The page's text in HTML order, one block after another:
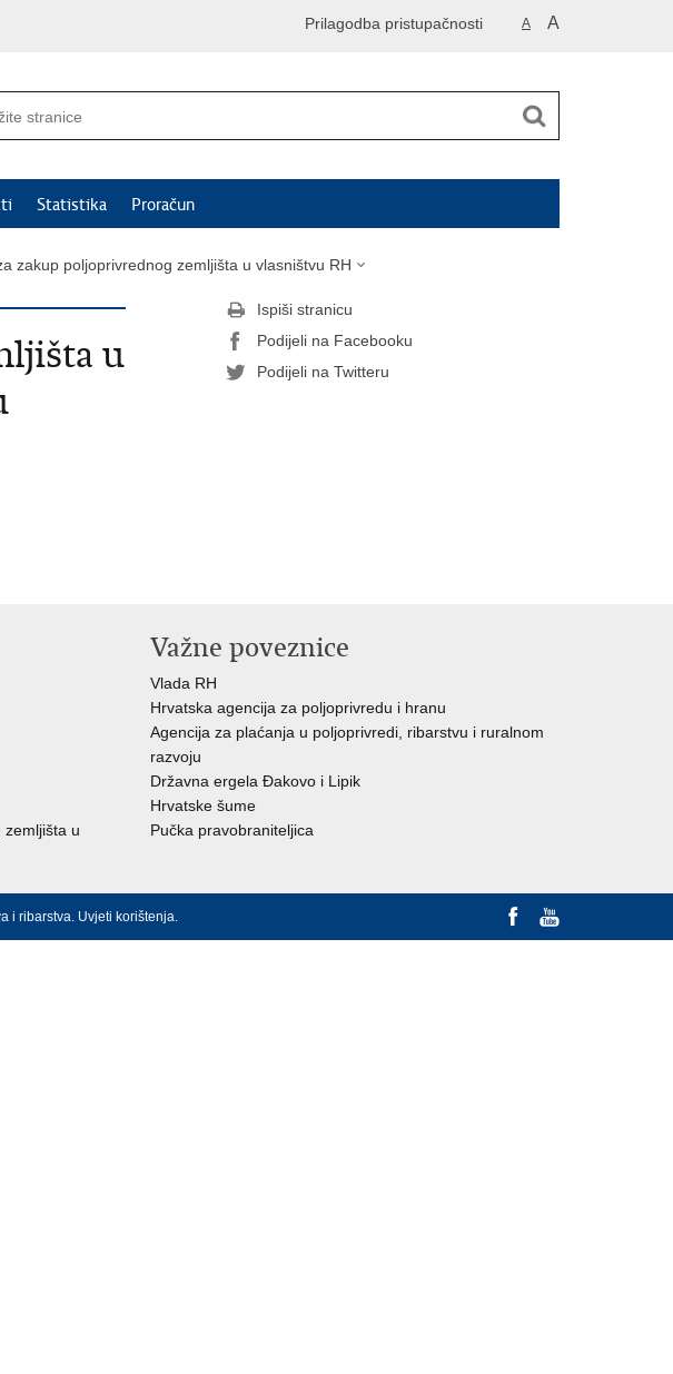
A A
Prilagodba pristupačnosti
Statistika Proračun
zakup poljoprivrednog zemljišta u vlasništvu RH
u
Ispiši stranicu
Podijeli na Facebooku
Podijeli na Twitteru
zemljišta u
Važne poveznice
Vlada RH
Hrvatska agencija za poljoprivredu i hranu
Agencija za plaćanja u poljoprivredi, ribarstvu i ruralnom
razvoju
Državna ergela Đakovo i Lipik
Hrvatske šume
Pučka pravobraniteljica
i ribarstva. Uvjeti korištenja.